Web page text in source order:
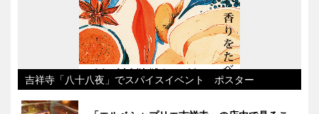
吉祥寺「八十八夜」でスパイスイベント ポスター